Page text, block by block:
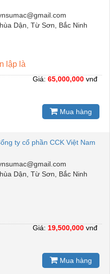
Dận, Từ Sơn, Bắc Ninh
lập là
Giá: 65,000,000 vnđ
Mua hàng
ty cổ phần CCK Việt Nam
Dận, Từ Sơn, Bắc Ninh
Giá: 19,500,000 vnđ
Mua hàng